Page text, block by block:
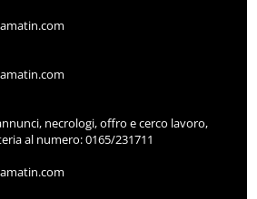
necrologi, offro e cerco lavoro,
al numero: 0165/231711